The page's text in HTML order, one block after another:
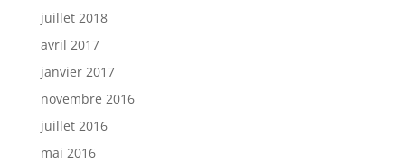
juillet 2018
avril 2017
janvier 2017
novembre 2016
juillet 2016
mai 2016